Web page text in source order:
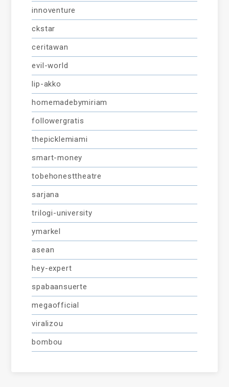
innoventure
ckstar
ceritawan
evil-world
lip-akko
homemadebymiriam
followergratis
thepicklemiami
smart-money
tobehonesttheatre
sarjana
trilogi-university
ymarkel
asean
hey-expert
spabaansuerte
megaofficial
viralizou
bombou